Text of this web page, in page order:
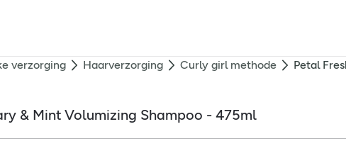
verzorging Haarverzorging Curly girl methode Petal
& Mint Volumizing Shampoo - 475ml